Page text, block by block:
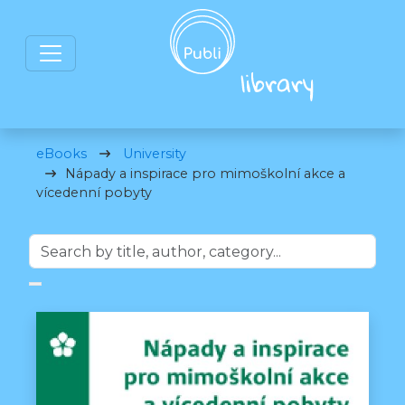
eBooks
University
Nápady a inspirace pro mimoškolní akce a
vícedenní pobyty